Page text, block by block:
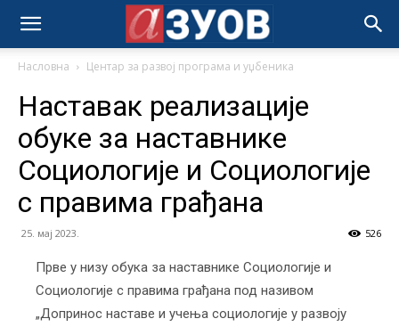
Насловна Центар за развој програма и уџбеника
Наставак реализације
обуке за наставнике
Социологије и Социологије
с правима грађана
25. мај 2023. 526
Прве у низу обука за наставнике Социологије и
Социологије с правима грађана под називом
„Допринос наставе и учења социологије у развоју